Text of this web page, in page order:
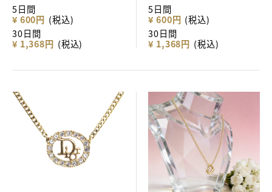
5日間
¥ 600円 (税込)
30日間
¥ 1,368円 (税込)
5日間
¥ 600円 (税込)
30日間
¥ 1,368円 (税込)